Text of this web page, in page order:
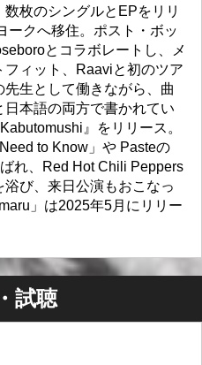
枚のシングルとEPをリリ
ークへ移住。ポスト・ボッ
とコラボレートし、メ
フィット、Raaviと初のツア
生として働きながら、曲
本語の両方で書かれてい
』をリリース。
to Know」や Pasteの
れ、Red Hot Chili Peppers
び、来日公演もおこなっ
」は2025年5月にリリー
試聴